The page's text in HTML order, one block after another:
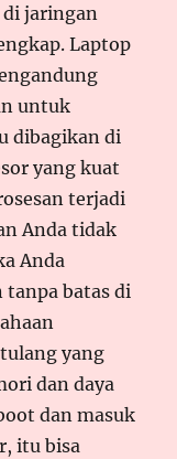
jaringan
Laptop
untuk
dibagikan di
yang kuat
terjadi
Anda tidak
Anda
tanpa batas di
yang
dan daya
dan masuk
itu bisa